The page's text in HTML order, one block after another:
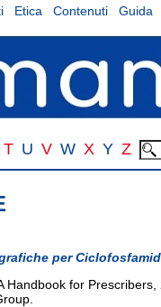
Etica Contenuti Guida
T U V W X Y Z
per
Handbook for Prescribers,